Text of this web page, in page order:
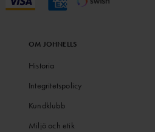
OM JOHNELLS
Historia
Integritetspolicy
Kundklubb
Miljö och etik